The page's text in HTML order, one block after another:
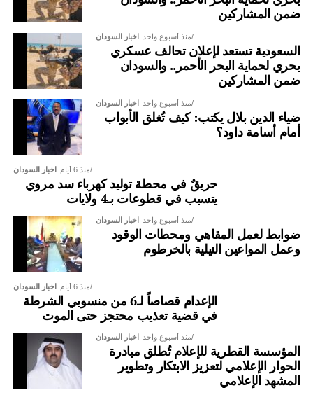
ضمن المشاركين
اخبار السودان منذ أسبوع واحد
السعودية تستعد لإعلان تحالف عسكري
بحري لحماية البحر الأحمر.. والسودان
ضمن المشاركين
اخبار السودان منذ أسبوع واحد
ضياء الدين بلال يكتب: كيف تُغلق الأبواب
أمام أسامة داود؟
اخبار السودان منذ 6 أيام
حريقٌ في محطة توليد كهرباء سد مروي
يتسبب في قطوعات بـ4 ولايات
اخبار السودان منذ أسبوع واحد
ضوابط لعمل المقاهي ومحطات الوقود
وعمل المواعين النيلية بالخرطوم
اخبار السودان منذ 6 أيام
الإعدام قصاصاً لـ6 من منسوبي الشرطة
في قضية تعذيب محتجز حتى الموت
اخبار السودان منذ أسبوع واحد
المؤسسة القطرية للإعلام تُطلق مبادرة
الحوار الإعلامي لتعزيز الابتكار وتطوير
المشهد الإعلامي